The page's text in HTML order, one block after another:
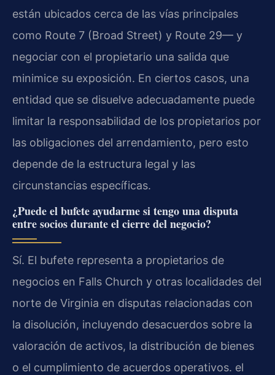
están ubicados cerca de las vías principales
como Route 7 (Broad Street) y Route 29— y
negociar con el propietario una salida que
minimice su exposición. En ciertos casos, una
entidad que se disuelve adecuadamente puede
limitar la responsabilidad de los propietarios por
las obligaciones del arrendamiento, pero esto
depende de la estructura legal y las
circunstancias específicas.
¿Puede el bufete ayudarme si tengo una disputa
entre socios durante el cierre del negocio?
Sí. El bufete representa a propietarios de
negocios en Falls Church y otras localidades del
norte de Virginia en disputas relacionadas con
la disolución, incluyendo desacuerdos sobre la
valoración de activos, la distribución de bienes
o el cumplimiento de acuerdos operativos. el